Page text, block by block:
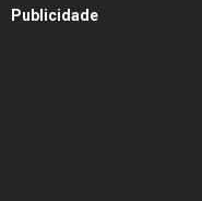
Publicidade